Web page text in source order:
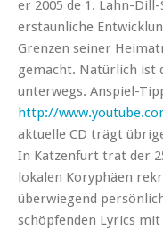
er 2005 de 1. Lahn-
erstaunliche
Grenzen seiner
gemacht. Natürlich ist
unterwegs. Anspiel-
http://
aktuelle CD trägt
In Katzenfurt trat der
lokalen Koryphäen
überwiegend
schöpfenden Lyrics